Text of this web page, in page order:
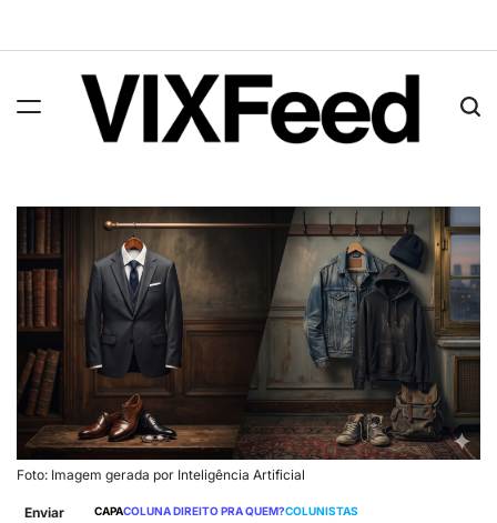
Foto: Imagem gerada por Inteligência Artificial
Enviar CAPACOLUNA DIREITO PRA QUEM?COLUNISTAS